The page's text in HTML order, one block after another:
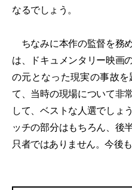
なるでしょう。
ちなみに本作の監督を務
は、ドキュメンタリー映画
の元となった現実の事故
て、当時の現場について非
して、ベストな人選でしょ
ッチの部分はもちろん、後
只者ではありません。今後